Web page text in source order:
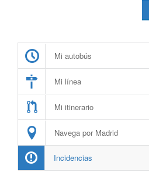
Mi autobús
Mi línea
Mi itinerario
Navega por Madrid
Incidencias